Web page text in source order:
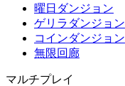
曜日ダンジョン
ゲリラダンジョン
コインダンジョン
無限回廊
マルチプレイ